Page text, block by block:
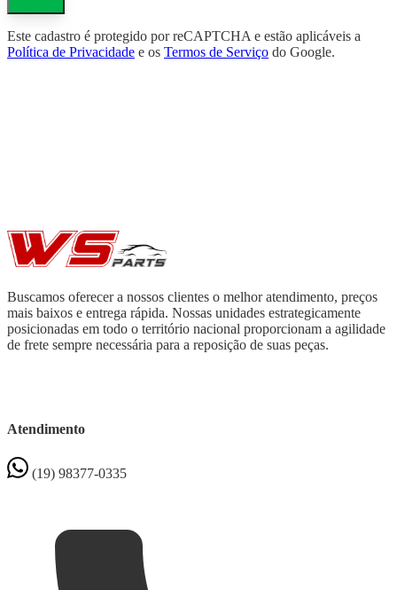
Este cadastro é protegido por reCAPTCHA e estão aplicáveis a
Política de Privacidade e os Termos de Serviço do Google.
Buscamos oferecer a nossos clientes o melhor atendimento, preços
mais baixos e entrega rápida. Nossas unidades estrategicamente
posicionadas em todo o território nacional proporcionam a agilidade
de frete sempre necessária para a reposição de suas peças.
Atendimento
(19) 98377-0335